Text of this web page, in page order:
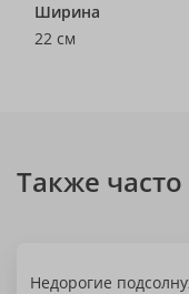
Ширина
22 см
Также
Недорогие